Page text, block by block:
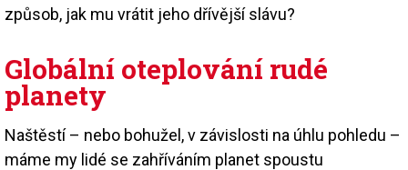
způsob, jak mu vrátit jeho dřívější slávu?
Globální oteplování rudé
planety
Naštěstí – nebo bohužel, v závislosti na úhlu pohledu –
máme my lidé se zahříváním planet spoustu